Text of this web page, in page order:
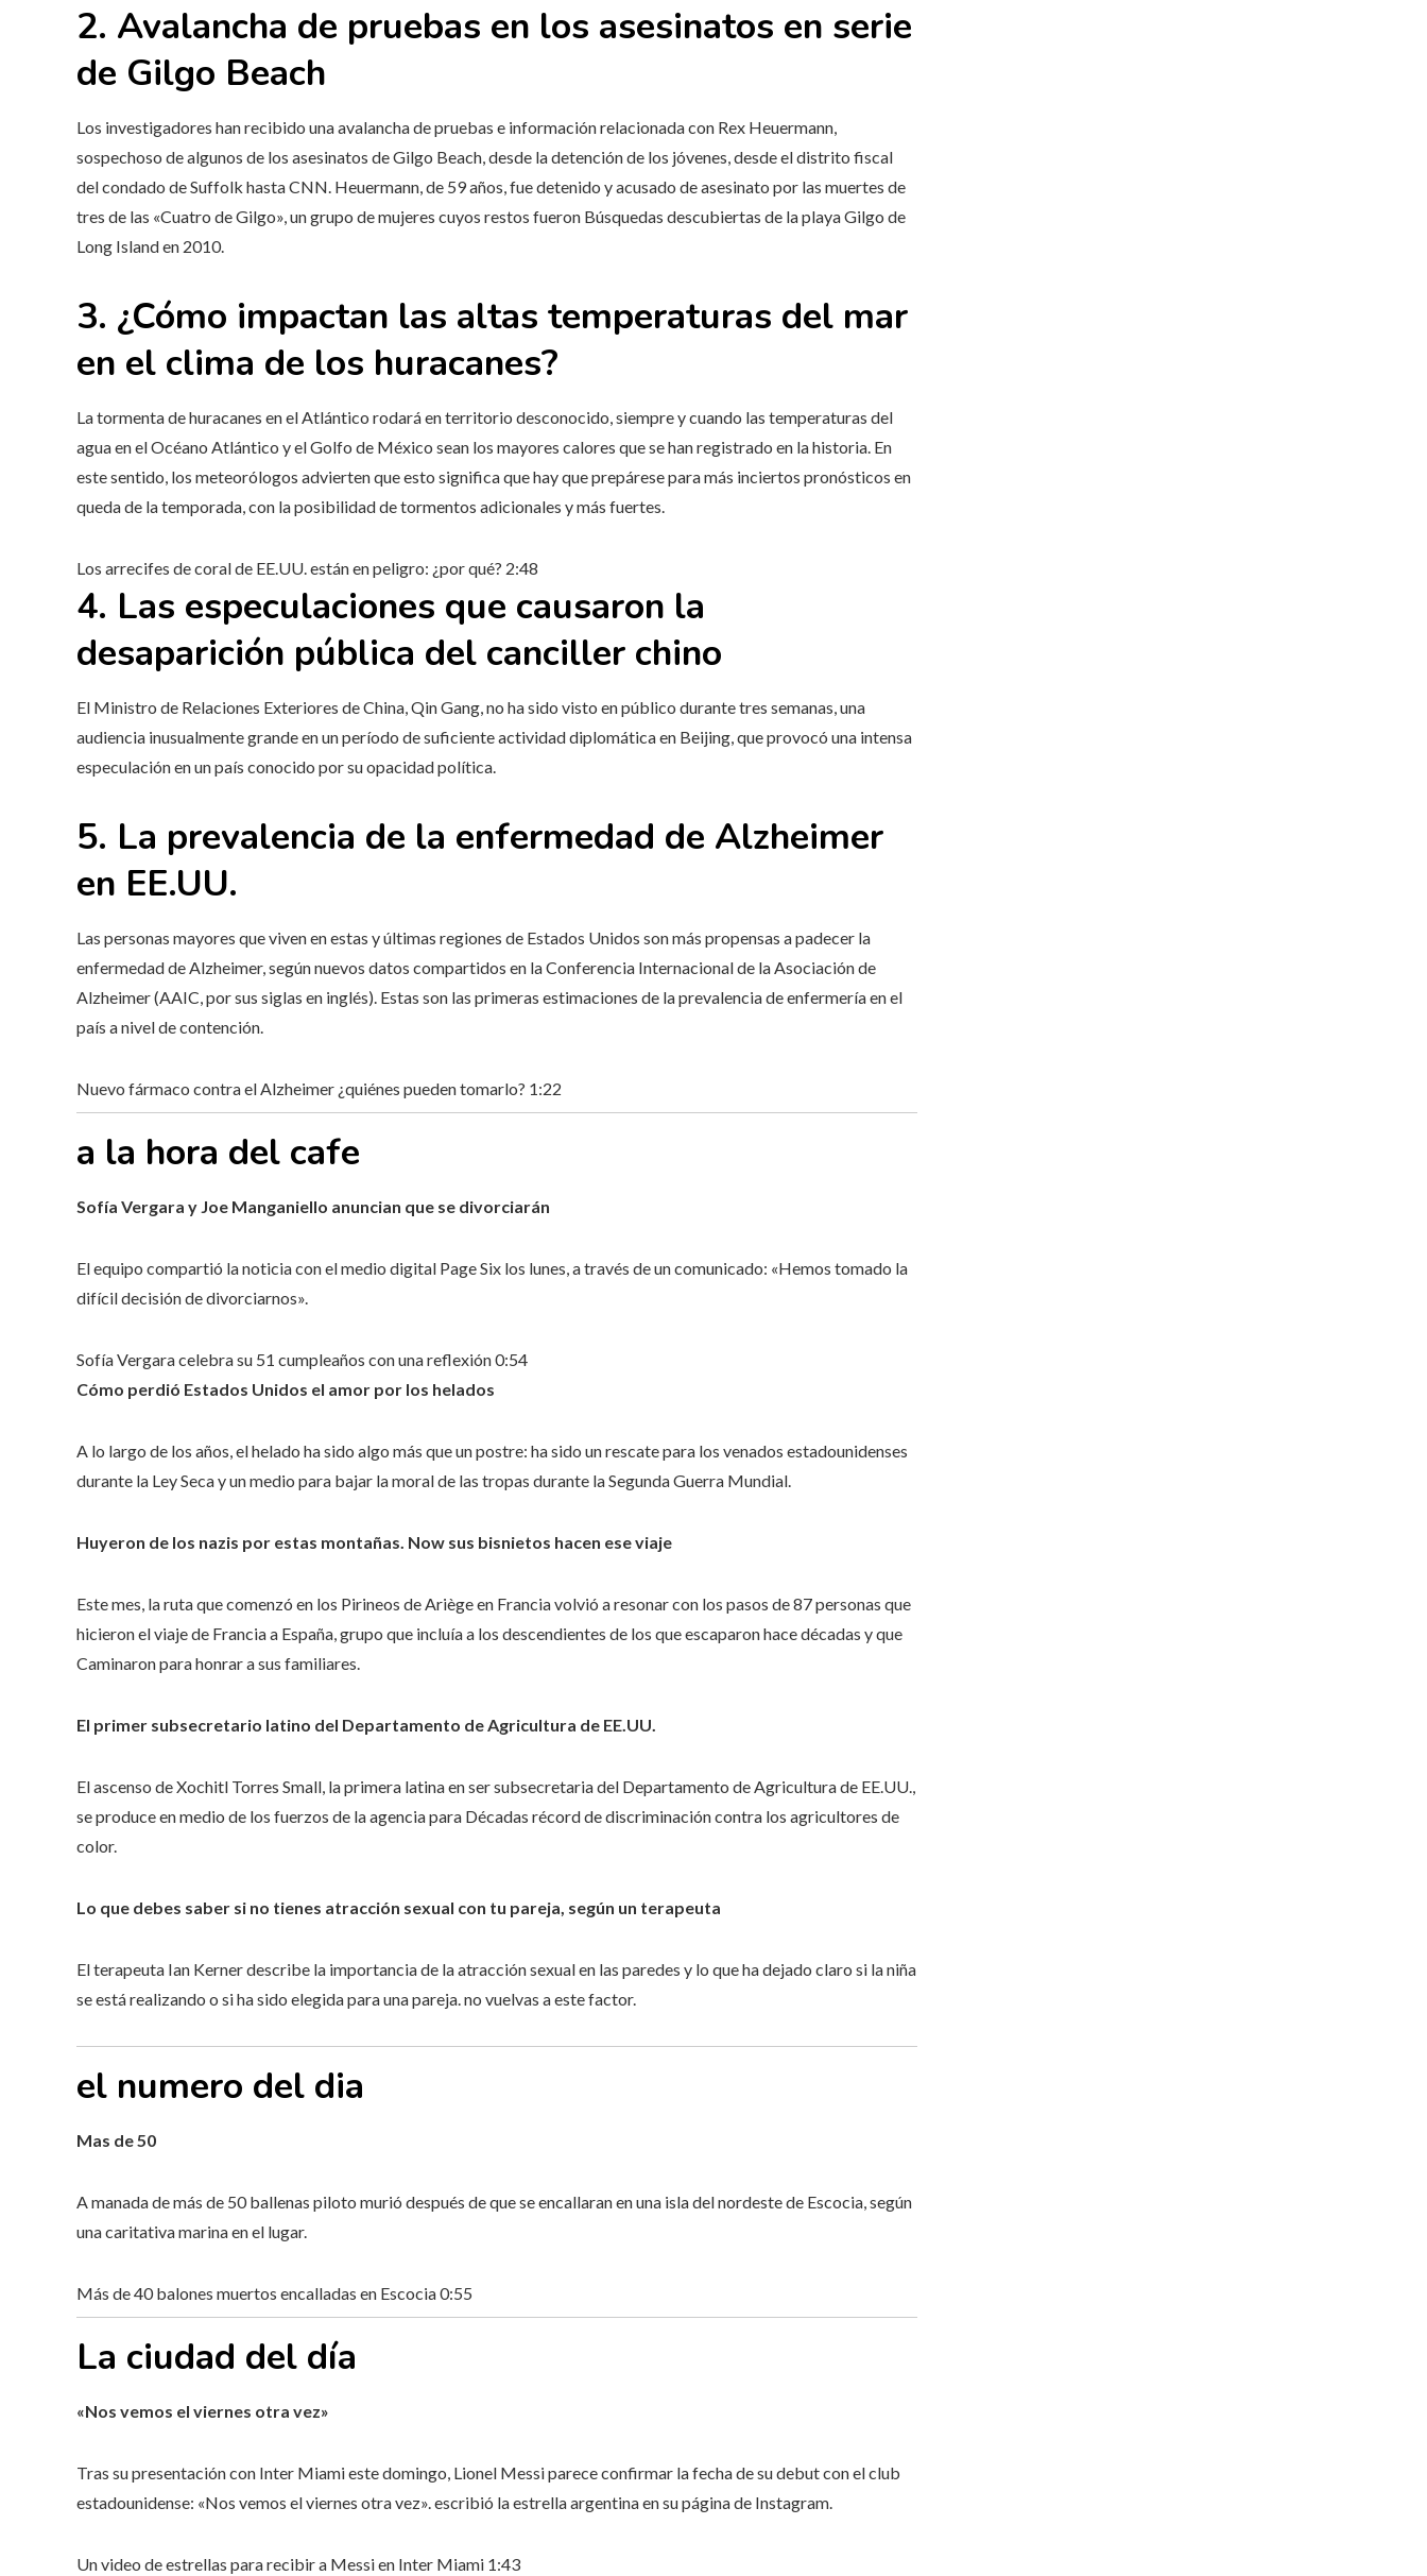
2. Avalancha de pruebas en los asesinatos en serie
de Gilgo Beach
Los investigadores han recibido una avalancha de pruebas e información relacionada con Rex Heuermann,
sospechoso de algunos de los asesinatos de Gilgo Beach, desde la detención de los jóvenes, desde el distrito fiscal
del condado de Suffolk hasta CNN. Heuermann, de 59 años, fue detenido y acusado de asesinato por las muertes de
tres de las «Cuatro de Gilgo», un grupo de mujeres cuyos restos fueron Búsquedas descubiertas de la playa Gilgo de
Long Island en 2010.
3. ¿Cómo impactan las altas temperaturas del mar
en el clima de los huracanes?
La tormenta de huracanes en el Atlántico rodará en territorio desconocido, siempre y cuando las temperaturas del
agua en el Océano Atlántico y el Golfo de México sean los mayores calores que se han registrado en la historia. En
este sentido, los meteorólogos advierten que esto significa que hay queprepárese para más inciertos pronósticos en
queda de la temporada, con la posibilidad de tormentos adicionales y más fuertes.
Los arrecifes de coral de EE.UU. están en peligro: ¿por qué? 2:48
4. Las especulaciones que causaron la
desaparición pública del canciller chino
El Ministro de Relaciones Exteriores de China, Qin Gang, no ha sido visto en público durante tres semanas, una
audiencia inusualmente grande en un período de suficiente actividad diplomática en Beijing, queprovocó una intensa
especulación en un país conocido por su opacidad política.
5. La prevalencia de la enfermedad de Alzheimer
en EE.UU.
Las personas mayores que viven en estas y últimas regiones de Estados Unidos son más propensas a padecer la
enfermedad de Alzheimer, según nuevos datos compartidos en la Conferencia Internacional de la Asociación de
Alzheimer (AAIC, por sus siglas en inglés). Estas son las primeras estimaciones de la prevalencia de enfermería en el
país a nivel de contención.
Nuevo fármaco contra el Alzheimer ¿quiénes pueden tomarlo? 1:22
a la hora del cafe
Sofía Vergara y Joe Manganiello anuncian que se divorciarán
El equipo compartió la noticia con el medio digital Page Six los lunes, a través de un comunicado: «Hemos tomado la
difícil decisión de divorciarnos».
Sofía Vergara celebra su 51 cumpleaños con una reflexión0:54
Cómo perdió Estados Unidos el amor por los helados
A lo largo de los años, el helado ha sido algo más que un postre: ha sido un rescate para los venados estadounidenses
durante la Ley Seca y un medio para bajar la moral de las tropas durante la Segunda Guerra Mundial.
Huyeron de los nazis por estas montañas. Now sus bisnietos hacen ese viaje
Este mes, la ruta que comenzó en los Pirineos de Ariège en Francia volvió a resonar con los pasos de 87 personas que
hicieron el viaje de Francia a España, grupo que incluía a los descendientes de los que escaparon hace décadas y que
Caminaron para honrar a sus familiares.
El primer subsecretario latino del Departamento de Agricultura de EE.UU.
El ascenso de Xochitl Torres Small, la primera latina en ser subsecretaria del Departamento de Agricultura de EE.UU.,
se produce en medio de los fuerzos de la agencia para Décadas récord de discriminación contra los agricultores de
color.
Lo que debes saber si no tienes atracción sexual con tu pareja, según un terapeuta
El terapeuta Ian Kerner describe la importancia de la atracción sexual en las paredes y lo que ha dejado claro si la niña
se está realizando o si ha sido elegida para una pareja.no vuelvas a este factor.
el numero del dia
Mas de 50
A manada de más de 50 ballenas piloto murió después de que se encallaran en una isla del nordeste de Escocia,según
una caritativa marina en el lugar.
Más de 40 balones muertos encalladas en Escocia0:55
La ciudad del día
«Nos vemos el viernes otra vez»
Tras su presentación con Inter Miami este domingo, Lionel Messi parece confirmar la fecha de su debut con el club
estadounidense: «Nos vemos el viernes otra vez».escribió la estrella argentina en su página de Instagram.
Un video de estrellas para recibir a Messi en Inter Miami 1:43